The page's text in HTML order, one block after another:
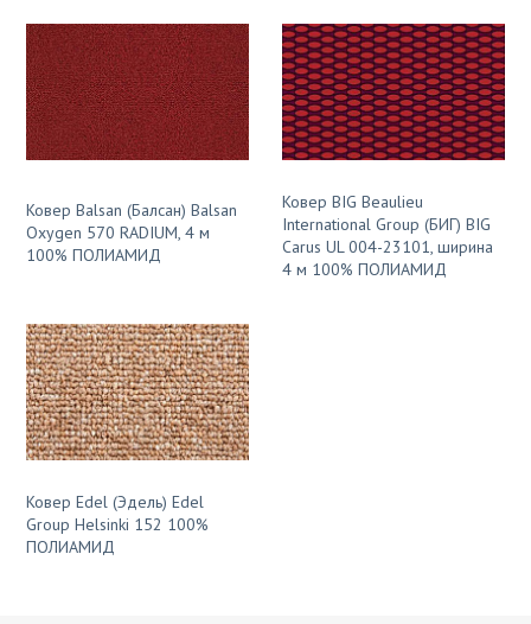
Ковер Balsan (Балсан) Balsan
Oxygen 570 RADIUM, 4 м
100% ПОЛИАМИД
Ковер BIG Beaulieu
International Group (БИГ) BIG
Carus UL 004-23101, ширина
4 м 100% ПОЛИАМИД
Ковер Edel (Эдель) Edel
Group Helsinki 152 100%
ПОЛИАМИД